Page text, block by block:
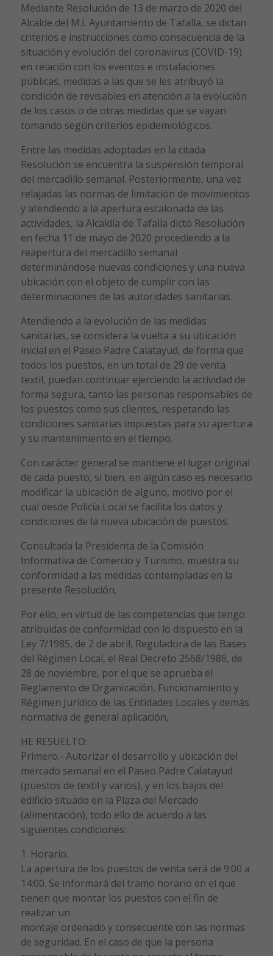
Mediante Resolución de 13 de marzo de 2020 del
Alcalde del M.I. Ayuntamiento de Tafalla, se dictan
criterios e instrucciones como consecuencia de la
situación y evolución del coronavirus (COVID-19)
en relación con los eventos e instalaciones
públicas, medidas a las que se les atribuyó la
condición de revisables en atención a la evolución
de los casos o de otras medidas que se vayan
tomando según criterios epidemiológicos.
Entre las medidas adoptadas en la citada
Resolución se encuentra la suspensión temporal
del mercadillo semanal. Posteriormente, una vez
relajadas las normas de limitación de movimientos
y atendiendo a la apertura escalonada de las
actividades, la Alcaldía de Tafalla dictó Resolución
en fecha 11 de mayo de 2020 procediendo a la
reapertura del mercadillo semanal
determinándose nuevas condiciones y una nueva
ubicación con el objeto de cumplir con las
determinaciones de las autoridades sanitarias.
Atendiendo a la evolución de las medidas
sanitarias, se considera la vuelta a su ubicación
inicial en el Paseo Padre Calatayud, de forma que
todos los puestos, en un total de 29 de venta
textil, puedan continuar ejerciendo la actividad de
forma segura, tanto las personas responsables de
los puestos como sus clientes, respetando las
condiciones sanitarias impuestas para su apertura
y su mantenimiento en el tiempo.
Con carácter general se mantiene el lugar original
de cada puesto, si bien, en algún caso es necesario
modificar la ubicación de alguno, motivo por el
cual desde Policía Local se facilita los datos y
condiciones de la nueva ubicación de puestos.
Consultada la Presidenta de la Comisión
Informativa de Comercio y Turismo, muestra su
conformidad a las medidas contempladas en la
presente Resolución.
Por ello, en virtud de las competencias que tengo
atribuidas de conformidad con lo dispuesto en la
Ley 7/1985, de 2 de abril, Reguladora de las Bases
del Régimen Local, el Real Decreto 2568/1986, de
28 de noviembre, por el que se aprueba el
Reglamento de Organización, Funcionamiento y
Régimen Jurídico de las Entidades Locales y demás
normativa de general aplicación,
HE RESUELTO:
Primero.- Autorizar el desarrollo y ubicación del
mercado semanal en el Paseo Padre Calatayud
(puestos de textil y varios), y en los bajos del
edificio situado en la Plaza del Mercado
(alimentación), todo ello de acuerdo a las
siguientes condiciones:
1. Horario.
La apertura de los puestos de venta será de 9:00 a
14:00. Se informará del tramo horario en el que
tienen que montar los puestos con el fin de
realizar un
montaje ordenado y consecuente con las normas
de seguridad. En el caso de que la persona